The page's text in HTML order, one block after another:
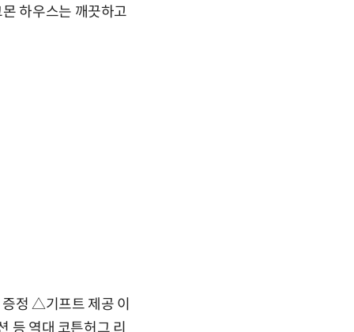
하우스는 깨끗하고
정 △기프트 제공 이
등 역대 코튼허그 리